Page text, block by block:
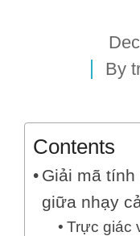
By
Contents
Giải mã
giữa nhạy
Trực giác